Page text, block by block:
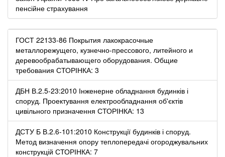
пенсійне страхування
ГОСТ 22133-86 Покрытия лакокрасочные
металлорежущего, кузнечно-прессового, литейного и
деревообрабатывающего оборудования. Общие
требования СТОРІНКА: 3
ДБН В.2.5-23:2010 Інженерне обладнання будинків і
споруд. Проектування електрообладнання об'єктів
цивільного призначення СТОРІНКА: 13
ДСТУ Б В.2.6-101:2010 Конструкції будинків і споруд.
Метод визначення опору теплопередачі огороджувальних
конструкцій СТОРІНКА: 7